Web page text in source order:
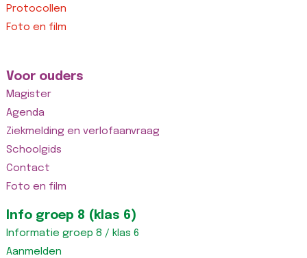
Protocollen
Foto en film
Voor ouders
Magister
Agenda
Ziekmelding en verlofaanvraag
Schoolgids
Contact
Foto en film
Info groep 8 (klas 6)
Informatie groep 8 / klas 6
Aanmelden